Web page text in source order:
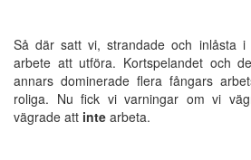
Så där satt vi, strandade och inlåsta
arbete att utföra. Kortspelandet och
annars dominerade flera fångars
roliga. Nu fick vi varningar om vi
vägrade att inte arbeta.